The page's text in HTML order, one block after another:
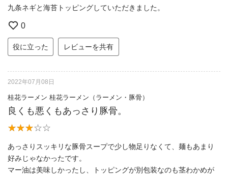
九条ネギと海苔トッピングしていただきました。
0
役に立った レビューを共有
2022年07月08日
桂花ラーメン 桂花ラーメン（ラーメン・豚骨）
良くも悪くもあっさり豚骨。
あっさりスッキリな豚骨スープで少し物足りなくて、麺もあまり
好みじゃなかったです。
マー油は美味しかったし、トッピングが別包装なのも茎わかめが